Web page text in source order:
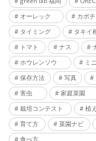
オーレック
カボ
タイミング
タキイ
トマト
ナス
ホウレンソウ
ミ
保存方法
写真
害虫
家庭菜園
栽培コンテスト
植
育て方
菜園ナビ
食べ方